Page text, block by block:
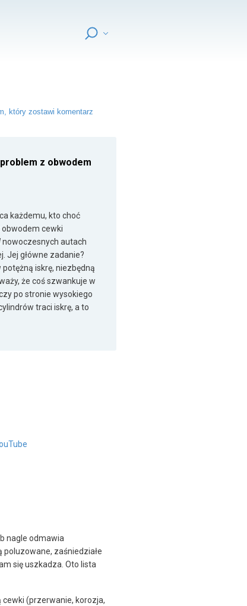
który zostawi komentarz
z obwodem
każdemu, kto choć
obwodem cewki
nowoczesnych autach
Jej główne zadanie?
iskrę, niezbędną
że coś szwankuje w
po stronie wysokiego
traci iskrę, a to
nagle odmawia
poluzowane, zaśniedziałe
się uszkadza. Oto lista
(przerwanie, korozja,